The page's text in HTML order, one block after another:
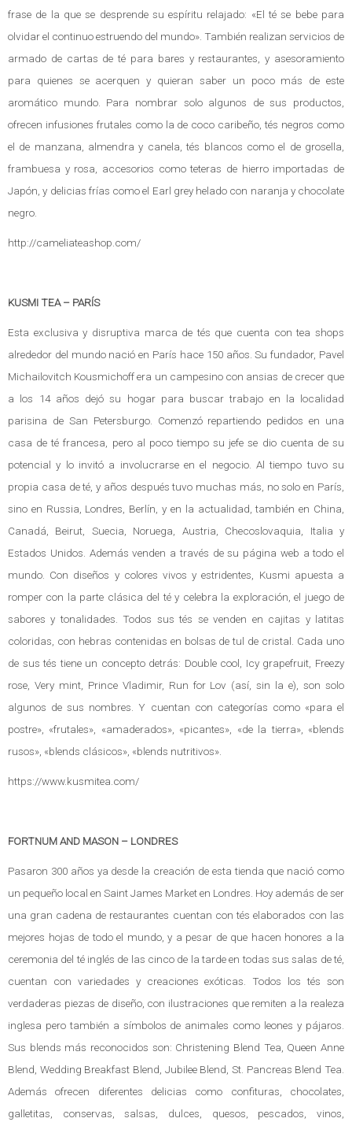
frase de la que se desprende su espíritu relajado: «El té se bebe para
olvidar el continuo estruendo del mundo». También realizan servicios de
armado de cartas de té para bares y restaurantes, y asesoramiento
para quienes se acerquen y quieran saber un poco más de este
aromático mundo. Para nombrar solo algunos de sus productos,
ofrecen infusiones frutales como la de coco caribeño, tés negros como
el de manzana, almendra y canela, tés blancos como el de grosella,
frambuesa y rosa, accesorios como teteras de hierro importadas de
Japón, y delicias frías como el Earl grey helado con naranja y chocolate
negro.
http://cameliateashop.com/
KUSMI TEA – PARÍS
Esta exclusiva y disruptiva marca de tés que cuenta con tea shops
alrededor del mundo nació en París hace 150 años. Su fundador, Pavel
Michailovitch Kousmichoff era un campesino con ansias de crecer que
a los 14 años dejó su hogar para buscar trabajo en la localidad
parisina de San Petersburgo. Comenzó repartiendo pedidos en una
casa de té francesa, pero al poco tiempo su jefe se dio cuenta de su
potencial y lo invitó a involucrarse en el negocio. Al tiempo tuvo su
propia casa de té, y años después tuvo muchas más, no solo en París,
sino en Russia, Londres, Berlín, y en la actualidad, también en China,
Canadá, Beirut, Suecia, Noruega, Austria, Checoslovaquia, Italia y
Estados Unidos. Además venden a través de su página web a todo el
mundo. Con diseños y colores vivos y estridentes, Kusmi apuesta a
romper con la parte clásica del té y celebra la exploración, el juego de
sabores y tonalidades. Todos sus tés se venden en cajitas y latitas
coloridas, con hebras contenidas en bolsas de tul de cristal. Cada uno
de sus tés tiene un concepto detrás: Double cool, Icy grapefruit, Freezy
rose, Very mint, Prince Vladimir, Run for Lov (así, sin la e), son solo
algunos de sus nombres. Y cuentan con categorías como «para el
postre», «frutales», «amaderados», «picantes», «de la tierra», «blends
rusos», «blends clásicos», «blends nutritivos».
https://www.kusmitea.com/
FORTNUM AND MASON – LONDRES
Pasaron 300 años ya desde la creación de esta tienda que nació como
un pequeño local en Saint James Market en Londres. Hoy además de ser
una gran cadena de restaurantes cuentan con tés elaborados con las
mejores hojas de todo el mundo, y a pesar de que hacen honores a la
ceremonia del té inglés de las cinco de la tarde en todas sus salas de té,
cuentan con variedades y creaciones exóticas. Todos los tés son
verdaderas piezas de diseño, con ilustraciones que remiten a la realeza
inglesa pero también a símbolos de animales como leones y pájaros.
Sus blends más reconocidos son: Christening Blend Tea, Queen Anne
Blend, Wedding Breakfast Blend, Jubilee Blend, St. Pancreas Blend Tea.
Además ofrecen diferentes delicias como confituras, chocolates,
galletitas, conservas, salsas, dulces, quesos, pescados, vinos,